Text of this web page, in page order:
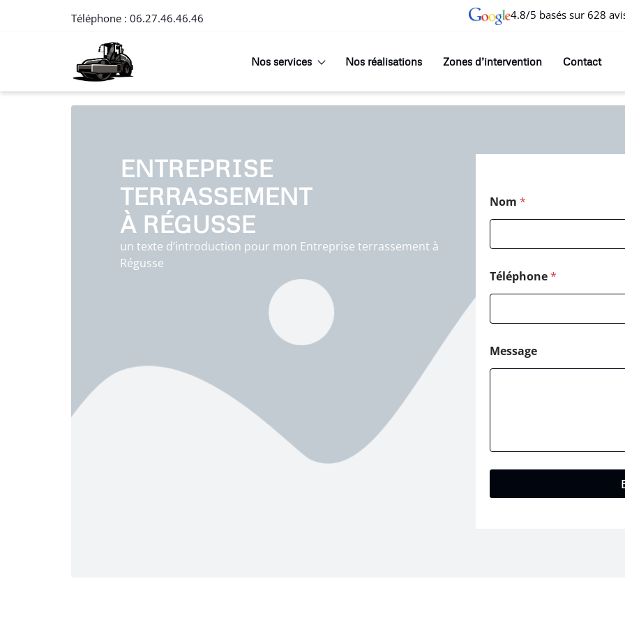
Téléphone : 06.27.46.46.46 4.8/5 basés sur 628
Nos services Nos réalisations Zones d’intervention Contact
ENTREPRISE
TERRASSEMENT
À RÉGUSSE
un texte d’introduction pour mon Entreprise terrassement à
Régusse
Nom *
Téléphone*
Message